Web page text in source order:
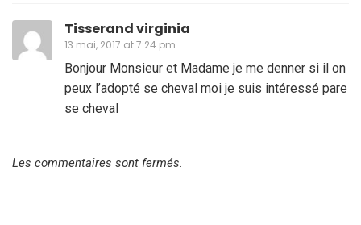
Tisserand virginia
13 mai, 2017 at 7:24 pm
Bonjour Monsieur et Madame je me denner si il on
peux l’adopté se cheval moi je suis intéressé pare
se cheval
Les commentaires sont fermés.